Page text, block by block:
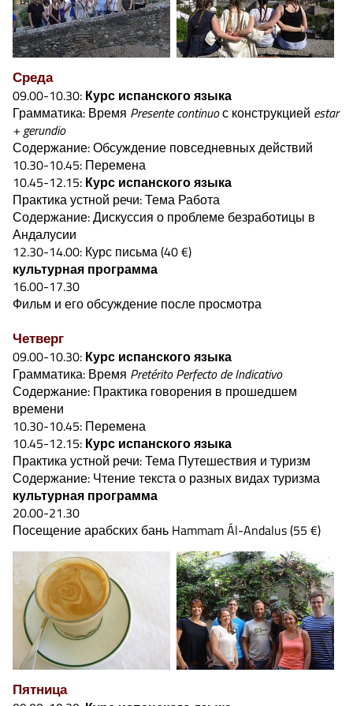
Среда
09.00-10.30: Курс испанского языка
Грамматика: Время Presente continuoс конструкцией estar
+ gerundio
Содержание: Обсуждение повседневных действий
10.30-10.45: Перемена
10.45-12.15: Курс испанского языка
Практика устной речи: Тема Работа
Содержание: Дискуссия о проблеме безработицы в
Андалусии
12.30-14.00: Курс письма (40 €)
культурная программа
16.00-17.30
Фильм и его обсуждение после просмотра
Четверг
09.00-10.30: Курс испанского языка
Грамматика: Время Pretérito Perfecto de Indicativo
Содержание: Практика говорения в прошедшем
времени
10.30-10.45: Перемена
10.45-12.15: Курс испанского языка
Практика устной речи: Тема Путешествия и туризм
Содержание: Чтение текста о разных видах туризма
культурная программа
20.00-21.30
Посещение арабских бань Hammam Ál-Andalus (55 €)
Пятница